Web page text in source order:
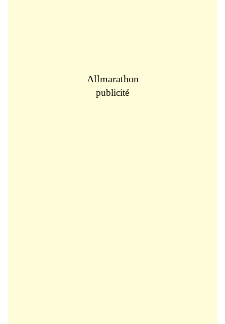
Allmarathon
publicité